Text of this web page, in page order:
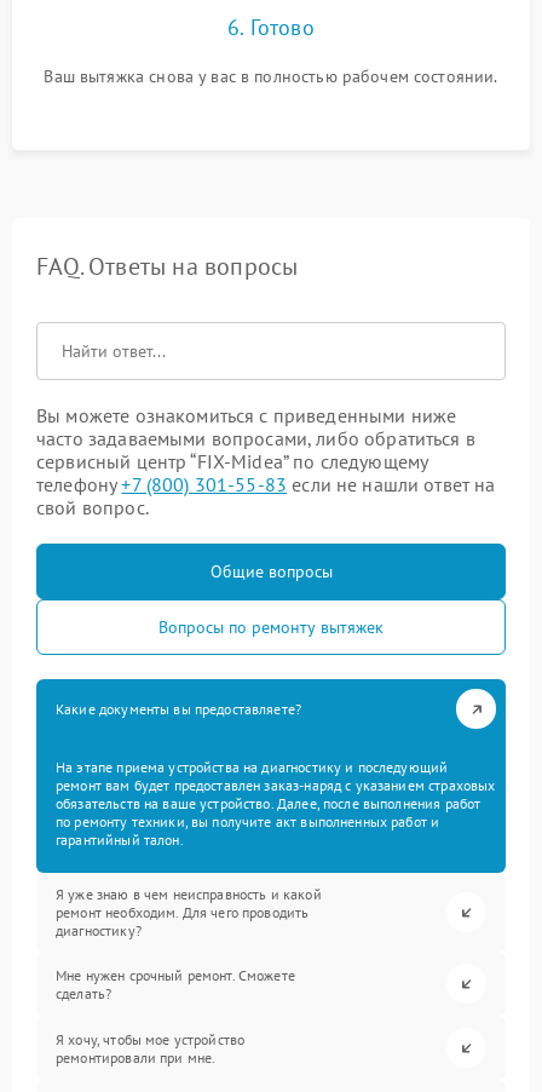
6. Готово
Ваш вытяжка снова у вас в полностью рабочем состоянии.
FAQ. Ответы на вопросы
Вы можете ознакомиться с приведенными ниже
часто задаваемыми вопросами, либо обратиться в
сервисный центр “FIX-Midea” по следующему
телефону+7 (800) 301-55-83 если не нашли ответ на
свой вопрос.
Общие вопросы
Вопросы по ремонту вытяжек
Какие документы вы предоставляете?
На этапе приема устройства на диагностику и последующий
ремонт вам будет предоставлен заказ-наряд с указанием страховых
обязательств на ваше устройство. Далее, после выполнения работ
по ремонту техники, вы получите акт выполненных работ и
гарантийный талон.
Я уже знаю в чем неисправность и какой
ремонт необходим. Для чего проводить
диагностику?
Мне нужен срочный ремонт. Сможете
сделать?
Я хочу, чтобы мое устройство
ремонтировали при мне.